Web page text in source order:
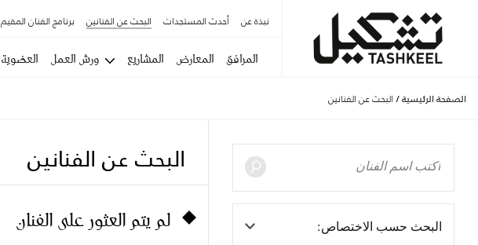
نبذة عن أحدث المستجدات البحث عن الفنانين برنامج الفنان المقيم
المرافق المعارض المشاريع ورش العمل العضوية
الصفحة الرئيسية / البحث عن الفنانين
البحث حسب الاختصاص:
البحث عن الفنانين
لم يتم العثور على الفنان